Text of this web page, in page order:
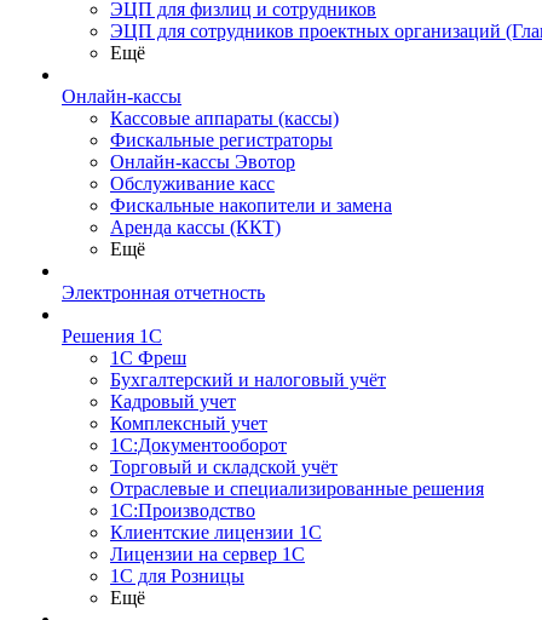
ЭЦП для физлиц и сотрудников
ЭЦП для сотрудников проектных организаций
Ещё
Онлайн-кассы
Кассовые аппараты (кассы)
Фискальные регистраторы
Онлайн-кассы Эвотор
Обслуживание касс
Фискальные накопители и замена
Аренда кассы (ККТ)
Ещё
Электронная отчетность
Решения 1С
1С Фреш
Бухгалтерский и налоговый учёт
Кадровый учет
Комплексный учет
1С:Документооборот
Торговый и складской учёт
Отраслевые и специализированные решения
1С:Производство
Клиентские лицензии 1С
Лицензии на сервер 1С
1С для Розницы
Ещё